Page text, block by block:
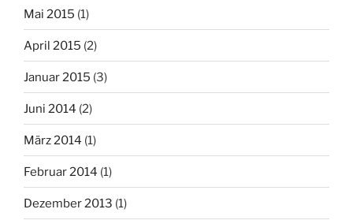
Mai 2015 (1)
April 2015 (2)
Januar 2015 (3)
Juni 2014 (2)
März 2014 (1)
Februar 2014 (1)
Dezember 2013 (1)